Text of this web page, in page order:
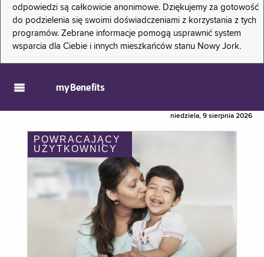
odpowiedzi są całkowicie anonimowe. Dziękujemy za gotowość
do podzielenia się swoimi doświadczeniami z korzystania z tych
programów. Zebrane informacje pomogą usprawnić system
wsparcia dla Ciebie i innych mieszkańców stanu Nowy Jork.
myBenefits
niedziela, 9 sierpnia 2026
POWRACAJĄCY
UŻYTKOWNICY